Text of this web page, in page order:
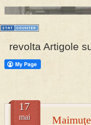
PRESA
Permise pentru
revolta Artigole
17
mai